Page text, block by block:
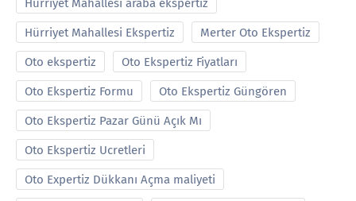
Hürriyet Mahallesi araba ekspertiz
Hürriyet Mahallesi Ekspertiz Merter Oto Ekspertiz
Oto ekspertiz Oto Ekspertiz Fiyatları
Oto Ekspertiz Formu Oto Ekspertiz Güngören
Oto Ekspertiz Pazar Günü Açık Mı
Oto Ekspertiz Ucretleri
Oto Expertiz Dükkanı Açma maliyeti